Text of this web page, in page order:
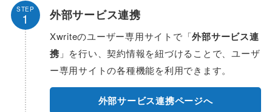
STEP
1 外部サービス連携
Xwriteのユーザー専用サイトで「外部サービス連
携 」を行い、契約情報を紐づけることで、ユーザ
ー専用サイトの各種機能を利用できます。
外部サービス連携ページへ